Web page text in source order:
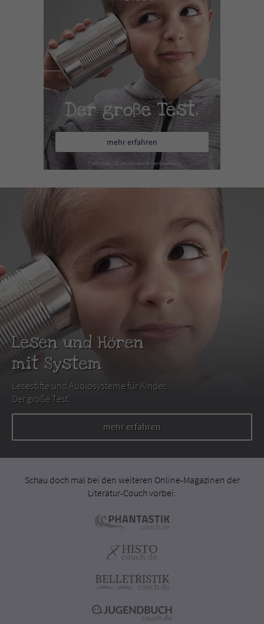
Der große Test.
mehr erfahren
Lesen und Hören
mit System
Lesestifte und Audiosysteme für Kinder.
Der große Test.
mehr erfahren
Schau doch mal bei den weiteren Online-Magazinen der
Literatur-Couch vorbei: